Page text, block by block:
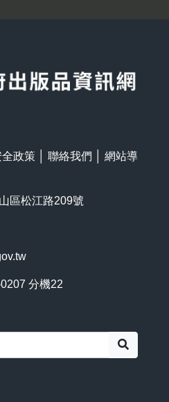
全政策 聯絡我們
網站導
區松江路209號
分機22